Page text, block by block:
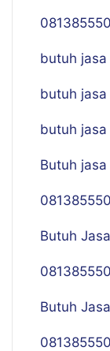
butuh
butuh
butuh
Butuh
Butuh
Butuh